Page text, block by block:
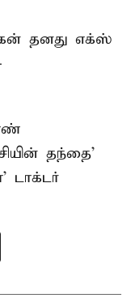
தனது எக்ஸ்
தந்தை’
டாக்டர்